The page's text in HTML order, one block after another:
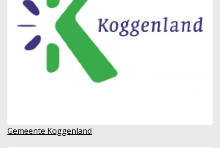
Gemeente Koggenland